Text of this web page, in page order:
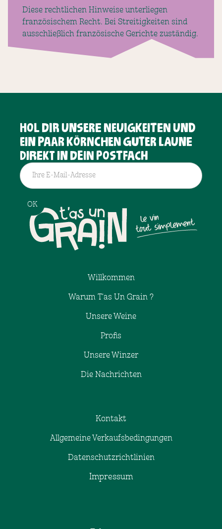
Diese rechtlichen Hinweise unterliegen
französischem Recht. Bei Streitigkeiten sind
ausschließlich französische Gerichte zuständig.
Hol dir unsere Neuigkeiten und
ein paar Körnchen guter Laune
direkt in dein Postfach
Willkommen
Warum T'as Un Grain ?
Unsere Weine
Profis
Unsere Winzer
Die Nachrichten
Kontakt
Allgemeine Verkaufsbedingungen
Datenschutzrichtlinien
Impressum